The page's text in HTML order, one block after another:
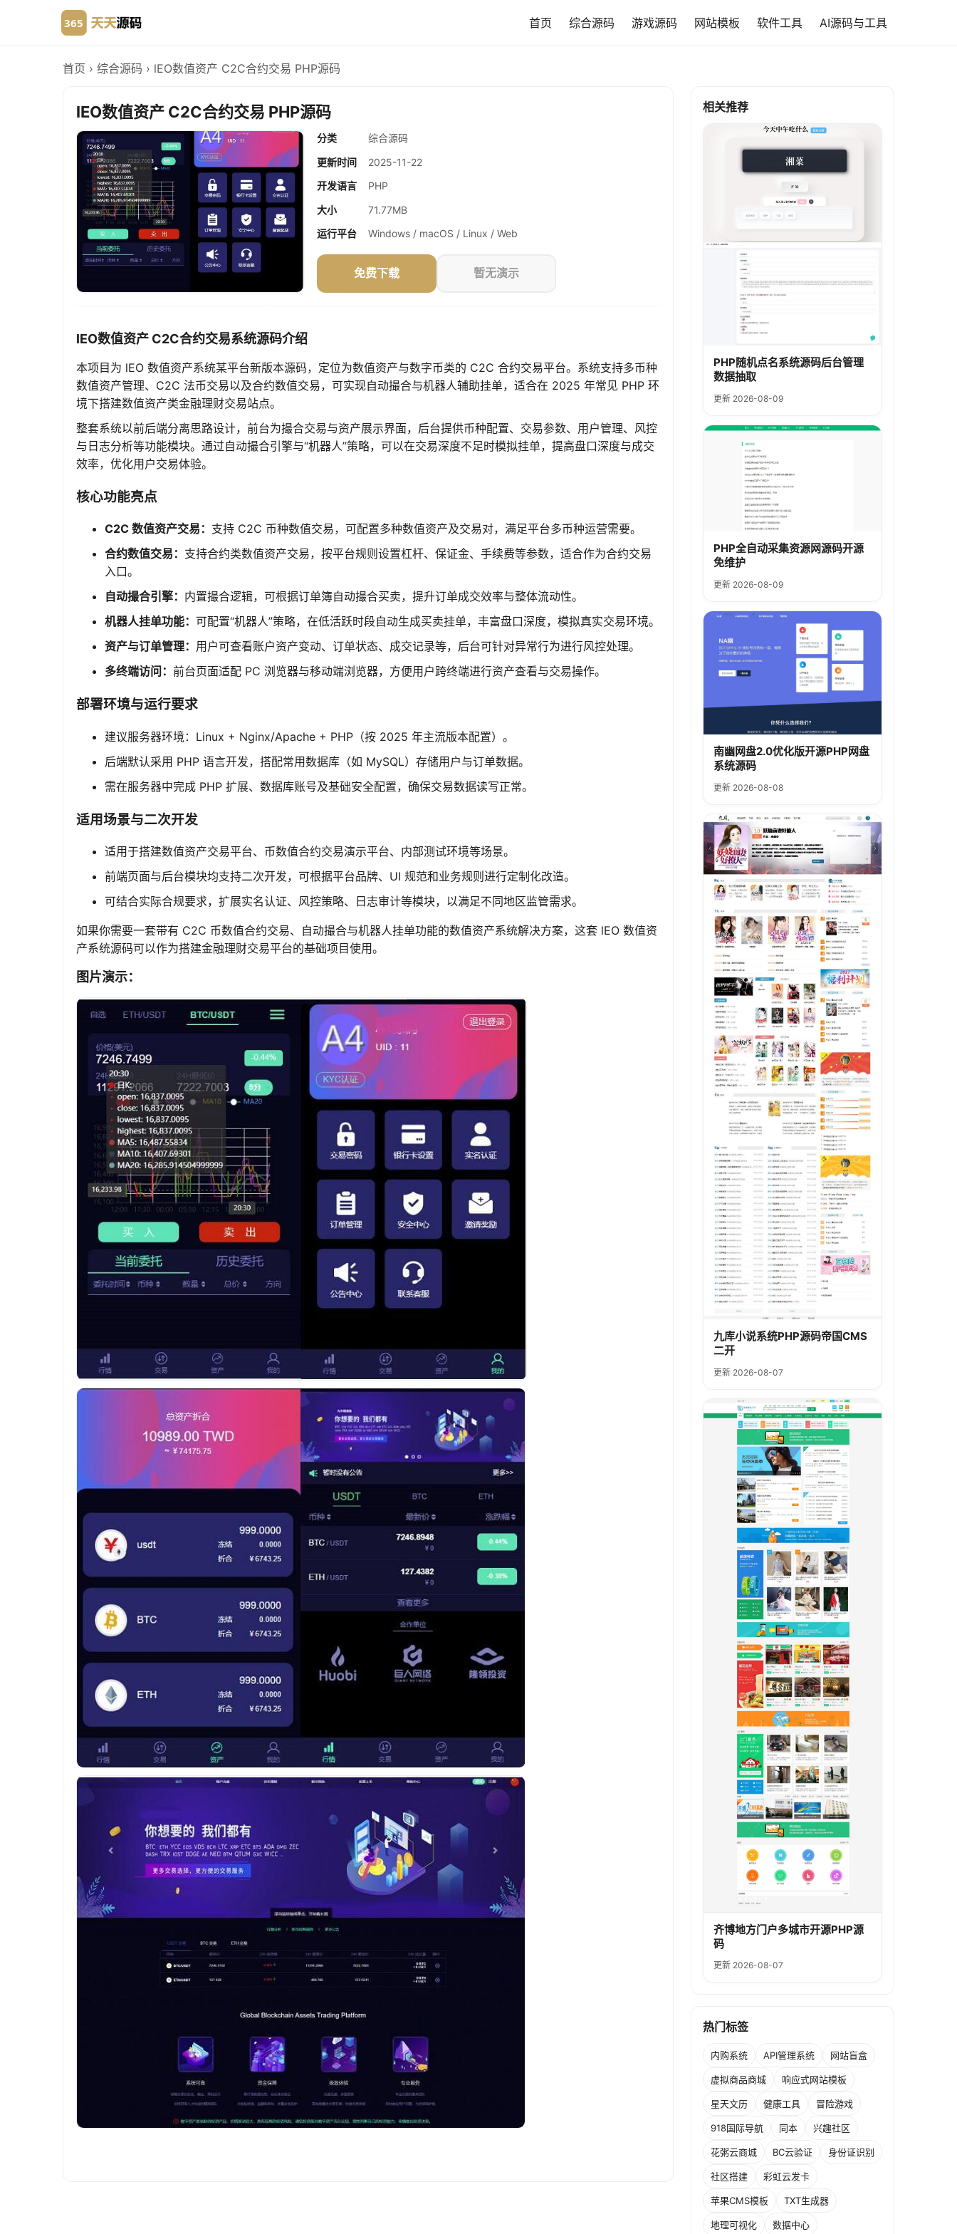
首页 综合源码 游戏源码 网站模板 软件工具 AI源码与工具
首页 › 综合源码 › lEO数值资产 C2C合约交易 PHP源码
lEO数值资产 C2C合约交易 PHP源码
分类
综合源码
更新时间
2025-11-22
开发语言
PHP
大小
71.77MB
运行平台
Windows / macOS / Linux / Web
免费下载 暂无演示
lEO数值资产 C2C合约交易系统源码介绍
本项目为 lEO 数值资产系统某平台新版本源码，定位为数值资产与数字币类的 C2C 合约交易平台。系统支持多币种
数值资产管理、C2C 法币交易以及合约数值交易，可实现自动撮合与机器人辅助挂单，适合在 2025 年常见 PHP 环
境下搭建数值资产类金融理财交易站点。
整套系统以前后端分离思路设计，前台为撮合交易与资产展示界面，后台提供币种配置、交易参数、用户管理、风控
与日志分析等功能模块。通过自动撮合引擎与“机器人”策略，可以在交易深度不足时模拟挂单，提高盘口深度与成交
效率，优化用户交易体验。
核心功能亮点
C2C 数值资产交易： 支持 C2C 币种数值交易，可配置多种数值资产及交易对，满足平台多币种运营需要。
合约数值交易： 支持合约类数值资产交易，按平台规则设置杠杆、保证金、手续费等参数，适合作为合约交易
入口。
自动撮合引擎： 内置撮合逻辑，可根据订单簿自动撮合买卖，提升订单成交效率与整体流动性。
机器人挂单功能： 可配置“机器人”策略，在低活跃时段自动生成买卖挂单，丰富盘口深度，模拟真实交易环境。
资产与订单管理： 用户可查看账户资产变动、订单状态、成交记录等，后台可针对异常行为进行风控处理。
多终端访问： 前台页面适配 PC 浏览器与移动端浏览器，方便用户跨终端进行资产查看与交易操作。
部署环境与运行要求
建议服务器环境：Linux + Nginx/Apache + PHP（按 2025 年主流版本配置）。
后端默认采用 PHP 语言开发，搭配常用数据库（如 MySQL）存储用户与订单数据。
需在服务器中完成 PHP 扩展、数据库账号及基础安全配置，确保交易数据读写正常。
适用场景与二次开发
适用于搭建数值资产交易平台、币数值合约交易演示平台、内部测试环境等场景。
前端页面与后台模块均支持二次开发，可根据平台品牌、UI 规范和业务规则进行定制化改造。
可结合实际合规要求，扩展实名认证、风控策略、日志审计等模块，以满足不同地区监管需求。
如果你需要一套带有 C2C 币数值合约交易、自动撮合与机器人挂单功能的数值资产系统解决方案，这套 lEO 数值资
产系统源码可以作为搭建金融理财交易平台的基础项目使用。
图片演示：
相关推荐
PHP随机点名系统源码后台管理
数据抽取
更新 2026-08-09
PHP全自动采集资源网源码开源
免维护
更新 2026-08-09
南幽网盘2.0优化版开源PHP网盘
系统源码
更新 2026-08-08
九库小说系统PHP源码帝国CMS
二开
更新 2026-08-07
齐博地方门户多城市开源PHP源
码
更新 2026-08-07
热门标签
内购系统 API管理系统 网站盲盒
虚拟商品商城 响应式网站模板
星天文历 健康工具 冒险游戏
918国际导航 同本 兴趣社区
花粥云商城 BC云验证 身份证识别
社区搭建 彩虹云发卡
苹果CMS模板 TXT生成器
地理可视化 数据中心